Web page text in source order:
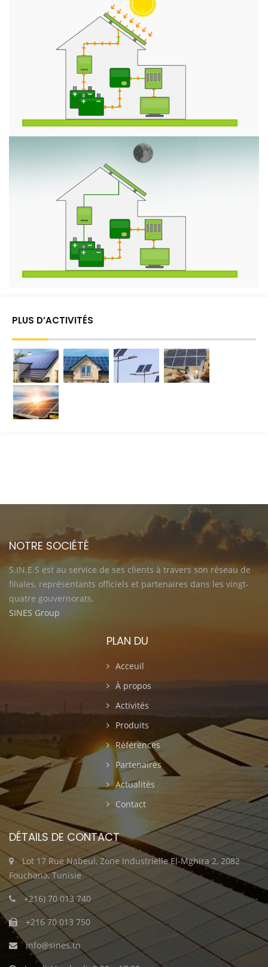
PLUS D’ACTIVITÉS
NOTRE SOCIÉTÉ
S.IN.E.S est au service de ses clients à travers son réseau de
filiales, représentants officiels et partenaires dans les vingt-
quatre gouvernorats.
SINES Group
PLAN DU
Acceuil
À propos
Activités
Produits
Références
Partenaires
Actualités
Contact
DÉTAILS DE CONTACT
Lot 17 Rue Nabeul, Zone Industrielle El-Mghira 2, 2082
Fouchana, Tunisie
+216) 70 013 740
+216 70 013 750
info@sines.tn